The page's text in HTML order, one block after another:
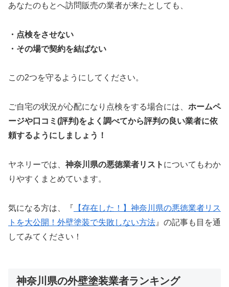
あなたのもとへ訪問販売の業者が来たとしても、
・点検をさせない
・その場で契約を結ばない
この2つを守るようにしてください。
ご自宅の状況が心配になり点検をする場合には、 ホームペ
ージや口コミ(評判)をよく調べてから評判の良い業者に依
頼するようにしましょう！
ヤネリーでは、 神奈川県の悪徳業者リスト についてもわか
りやすくまとめています。
気になる方は、『 【存在した！】神奈川県の悪徳業者リス
トを大公開！外壁塗装で失敗しない方法 』の記事も目を通
してみてください！
神奈川県の外壁塗装業者ランキング